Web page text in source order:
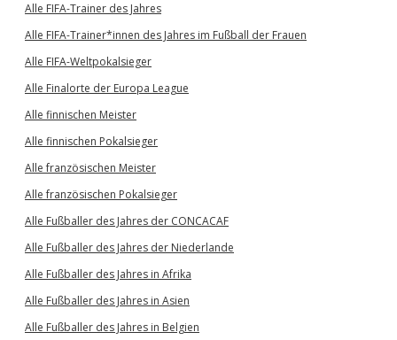
Alle FIFA-Trainer des Jahres
Alle FIFA-Trainer*innen des Jahres im Fußball der Frauen
Alle FIFA-Weltpokalsieger
Alle Finalorte der Europa League
Alle finnischen Meister
Alle finnischen Pokalsieger
Alle französischen Meister
Alle französischen Pokalsieger
Alle Fußballer des Jahres der CONCACAF
Alle Fußballer des Jahres der Niederlande
Alle Fußballer des Jahres in Afrika
Alle Fußballer des Jahres in Asien
Alle Fußballer des Jahres in Belgien